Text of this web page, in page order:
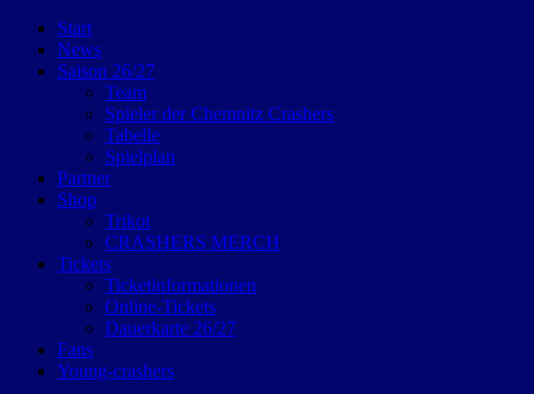
Start
News
Saison 26/27
Team
Spieler der Chemnitz Crashers
Tabelle
Spielplan
Partner
Shop
Trikot
CRASHERS MERCH
Tickets
Ticketinformationen
Online-Tickets
Dauerkarte 26/27
Fans
Young-crashers